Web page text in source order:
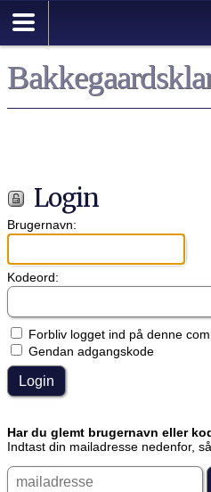
Login
Brugernavn:
Kodeord:
Forbliv logget ind på denne
Gendan adgangskode
Har du glemt brugernavn eller
Indtast din mailadresse nedenfor,